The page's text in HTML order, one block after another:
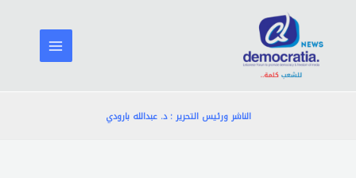
المحتوى
الناشر ورئيس التحرير : د. عبدالله بارودي